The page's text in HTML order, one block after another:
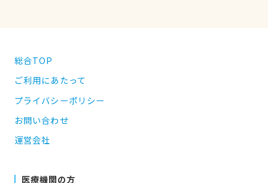
総合TOP
ご利用にあたって
プライバシーポリシー
お問い合わせ
運営会社
医療機関の方